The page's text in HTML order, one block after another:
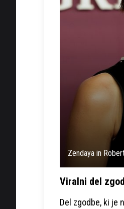
Zendaya in
Viralni del
Del zgodbe, ki je